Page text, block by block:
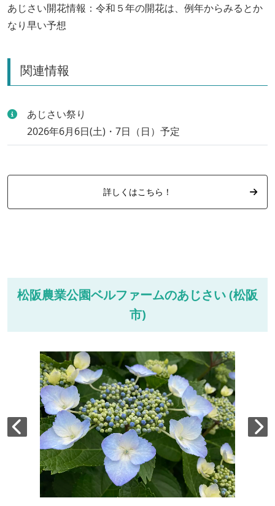
あじさい開花情報：令和５年の開花は、例年からみるとか
なり早い予想
関連情報
あじさい祭り
2026年6月6日(土)・7日（日）予定
詳しくはこちら！
松阪農業公園ベルファームのあじさい (松阪
市)